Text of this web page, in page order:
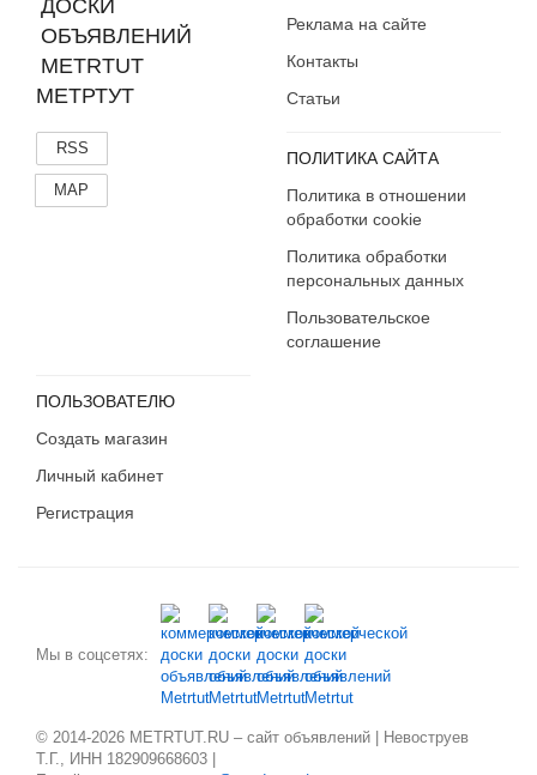
МЕТРТУТ
RSS
MAP
Реклама на сайте
Контакты
Статьи
ПОЛИТИКА САЙТА
Политика в отношении
обработки cookie
Политика обработки
персональных данных
Пользовательское
соглашение
ПОЛЬЗОВАТЕЛЮ
Создать магазин
Личный кабинет
Регистрация
Мы в соцсетях:
© 2014-2026 METRTUT.RU – сайт объявлений | Невоструев
Т.Г., ИНН 182909668603 |